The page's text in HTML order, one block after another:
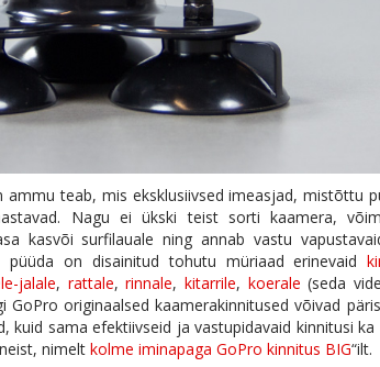
ammu teab, mis eksklusiivsed imeasjad, mistõttu
Nagu ei ükski teist sorti kaamera,
kasvõi surfilauale ning annab vastu
püüda on disainitud tohutu müriaad erinevaid
jalale, rattale,rinnale,kitarrile, koerale (seda
GoPro originaalsed kaamerakinnitused võivad
kuid sama efektiivseid ja vastupidavaid kinnitusi
nimeltkolmeiminapaga GoPro kinnitus BIG“ilt.